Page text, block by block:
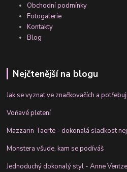
Obchodní podmínky
Fotogalerie
Kontakty
Blog
Nejčtenější na blogu
Jak se vyznat ve značkovačích a
Voňavé pletení
Mazzarin Taerte - dokonalá sladkost
Monstera všude, kam se podíváš
Jednoduchý dokonalý styl - Anne